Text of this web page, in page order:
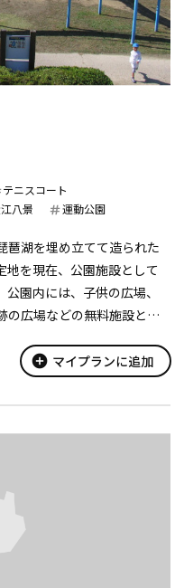
テニスコート
八景 運動公園
琶湖を埋め立てて造られた
地を現在、公園施設として
園内には、子供の広場、
の広場などの無料施設とキ
add_circle マイプランに追加